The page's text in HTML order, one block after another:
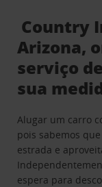
Country
Arizona,
serviço
sua
Alugar um carro
pois sabemos
estrada e
espera para